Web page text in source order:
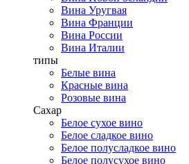
Вина Уругвая
Вина Франции
Вина России
Вина Италии
типы
Белые вина
Красные вина
Розовые вина
Сахар
Белое сухое вино
Белое сладкое вино
Белое полусладкое вино
Белое полусухое вино